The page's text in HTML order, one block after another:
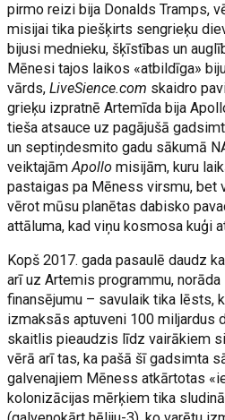
pirmo reizi bija Donalds Tramps,
misijai tika piešķirts sengrieķu
bijusi mednieku, šķīstības un
Mēnesi tajos laikos «atbildīga»
vārds,LiveSience.com skaidro
grieķu izpratnē Artemīda bija
tieša atsauce uz pagājušā
un septiņdesmito gadu sākumā
veiktajāmApollomisijām, kuru
pastaigas pa Mēness virsmu, bet
vērot mūsu planētas dabisko
attāluma, kad viņu kosmosa kuģi
Kopš 2017. gada pasaulē daudz
arī uz Artemis programmu, norāda
finansējumu – savulaik tika lēsts,
izmaksās aptuveni 100 miljardus
skaitlis pieaudzis līdz vairākiem
vērā arī tas, ka pašā šī gadsimta
galvenajiem Mēness atkārtotas
kolonizācijas mērķiem tika